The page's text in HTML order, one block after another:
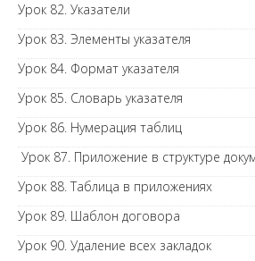
Урок 82. Указатели
Урок 83. Элементы указателя
Урок 84. Формат указателя
Урок 85. Словарь указателя
Урок 86. Нумерация таблиц
Урок 87. Приложение в структуре
Урок 88. Таблица в приложениях
Урок 89. Шаблон договора
Урок 90. Удаление всех закладок